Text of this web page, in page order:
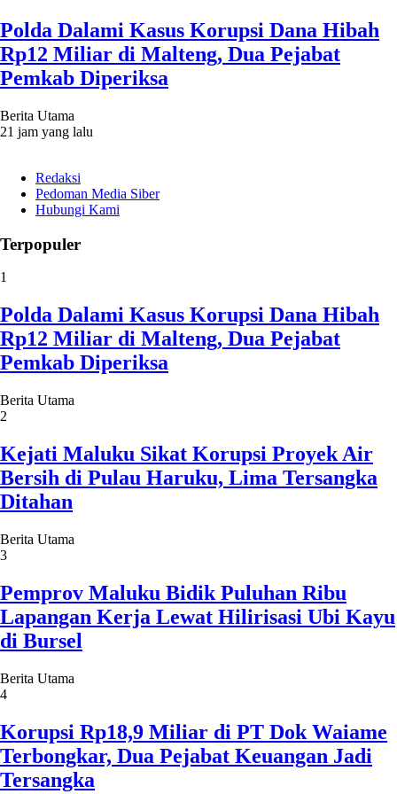
Polda Dalami Kasus Korupsi Dana Hibah
Rp12 Miliar di Malteng, Dua Pejabat
Pemkab Diperiksa
Berita Utama
21 jam yang lalu
Redaksi
Pedoman Media Siber
Hubungi Kami
Terpopuler
1
Polda Dalami Kasus Korupsi Dana Hibah
Rp12 Miliar di Malteng, Dua Pejabat
Pemkab Diperiksa
Berita Utama
2
Kejati Maluku Sikat Korupsi Proyek Air
Bersih di Pulau Haruku, Lima Tersangka
Ditahan
Berita Utama
3
Pemprov Maluku Bidik Puluhan Ribu
Lapangan Kerja Lewat Hilirisasi Ubi Kayu
di Bursel
Berita Utama
4
Korupsi Rp18,9 Miliar di PT Dok Waiame
Terbongkar, Dua Pejabat Keuangan Jadi
Tersangka